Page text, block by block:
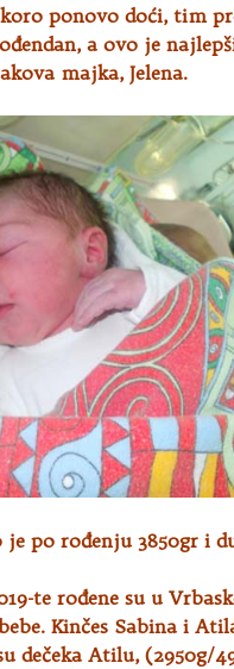
ponovo doći, tim
a ovo je
majka, Jelena.
po rođenju 3850gr i
te rođene su u
Kinčes Sabina i
dečeka Atilu, (2950g/